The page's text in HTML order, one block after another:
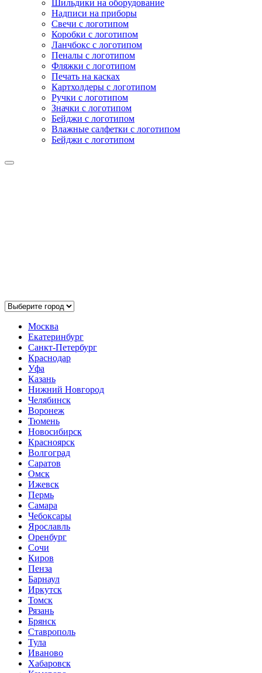
Шильдики на оборудование
Надписи на приборы
Свечи с логотипом
Коробки с логотипом
Ланчбокс с логотипом
Пеналы с логотипом
Фляжки с логотипом
Печать на касках
Картхолдеры с логотипом
Ручки с логотипом
Значки с логотипом
Бейджи с логотипом
Влажные салфетки с логотипом
Бейджи с логотипом
Москва
Екатеринбург
Санкт-Петербург
Краснодар
Уфа
Казань
Нижний Новгород
Челябинск
Воронеж
Тюмень
Новосибирск
Красноярск
Волгоград
Саратов
Омск
Ижевск
Пермь
Самара
Чебоксары
Ярославль
Оренбург
Сочи
Киров
Пенза
Барнаул
Иркутск
Томск
Рязань
Брянск
Ставрополь
Тула
Иваново
Хабаровск